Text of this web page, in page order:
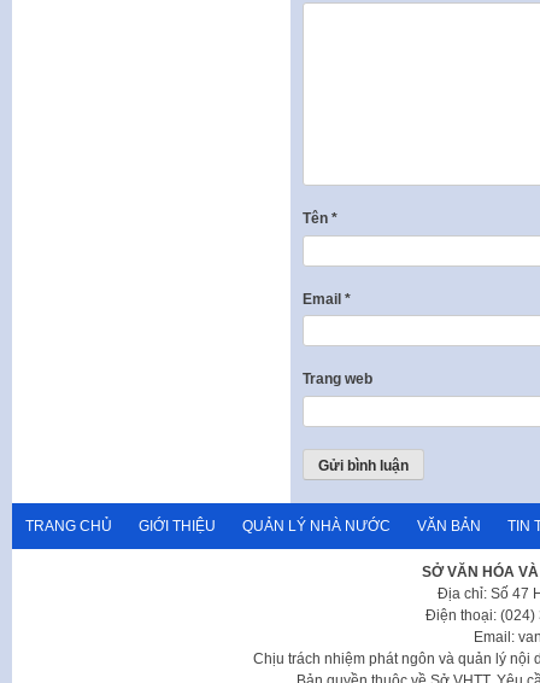
Tên *
Email *
Trang web
TRANG CHỦ GIỚI THIỆU QUẢN LÝ NHÀ NƯỚC VĂN BẢN TIN
SỞ VĂN HÓA
Địa chỉ: Số 47
Điện thoại: (024)
Email:
Chịu trách nhiệm phát ngôn và quản lý nội